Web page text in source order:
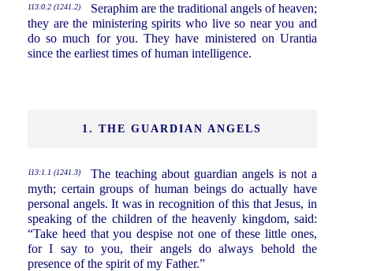
113:0.2 (1241.2)
Seraphim are the traditional angels of heaven;
they are the ministering spirits who live so near you and
do so much for you. They have ministered on Urantia
since the earliest times of human intelligence.
1. THE GUARDIAN ANGELS
113:1.1 (1241.3)
The teaching about guardian angels is not a
myth; certain groups of human beings do actually have
personal angels. It was in recognition of this that Jesus, in
speaking of the children of the heavenly kingdom, said:
“Take heed that you despise not one of these little ones,
for I say to you, their angels do always behold the
presence of the spirit of my Father.”